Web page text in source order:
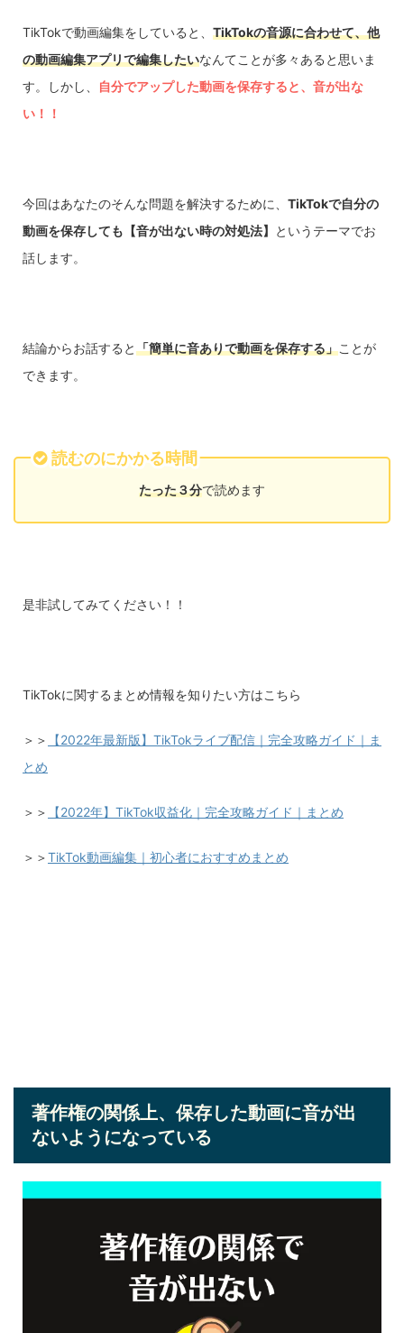
TikTokで動画編集をしていると、 TikTokの音源に合わせて、他
の動画編集アプリで編集したいなんてことが多々あると思いま
す。しかし、
自分でアップした動画を保存すると、音が出な
い！！
今回はあなたのそんな問題を解決するために、 TikTokで自分の
動画を保存しても【音が出ない時の対処法】
というテーマでお
話します。
結論からお話すると「簡単に音ありで動画を保存する」ことが
できます。
読むのにかかる時間
たった３分で読めます
是非試してみてください！！
TikTokに関するまとめ情報を知りたい方はこちら
＞＞
【2022年最新版】TikTokライブ配信｜完全攻略ガイド｜ま
とめ
＞＞ 【2022年】TikTok収益化｜完全攻略ガイド｜まとめ
＞＞TikTok動画編集｜初心者におすすめまとめ
著作権の関係上、保存した動画に音が出
ないようになっている